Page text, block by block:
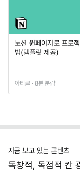
노션 원페이지로 프로
법(템플릿 제공)
아티클 · 8분 분량
지금 보고 있는 콘텐츠
독창적, 독점적 칸